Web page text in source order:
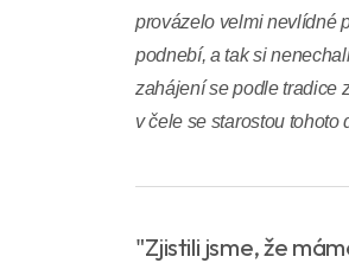
provázelo velmi nevlídné
podnebí, a tak si
zahájení se podle tradice
v čele se starostou
"Zjistili jsme, že